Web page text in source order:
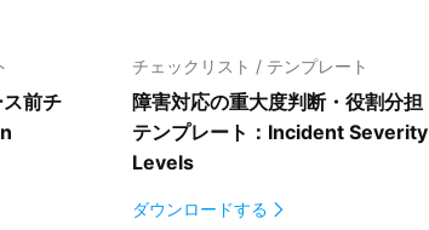
前チ
チェックリスト / テンプレート
障害対応の重大度判断・役割分担
テンプレート：Incident Severity
Levels
ダウンロードする